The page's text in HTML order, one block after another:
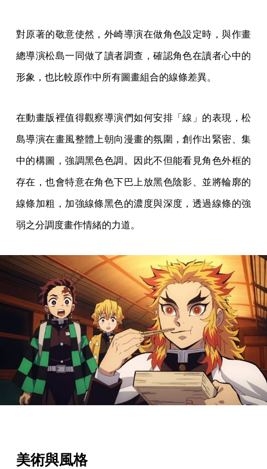
對原著的敬意使然，外崎導演在做角色設定時，與作畫
總導演松島一同做了讀者調查，確認角色在讀者心中的
形象，也比較原作中所有圖畫組合的線條差異。
在動畫版裡值得觀察導演們如何安排「線」的表現，松
島導演在畫風整體上朝向漫畫的氛圍，創作出緊密、集
中的構圖，強調黑色色調。因此不但能看見角色外框的
存在，也會特意在角色下巴上放黑色陰影、並將輪廓的
線條加粗，加強線條黑色的濃度與深度，透過線條的強
弱之分調度畫作情緒的力道。
美術與風格